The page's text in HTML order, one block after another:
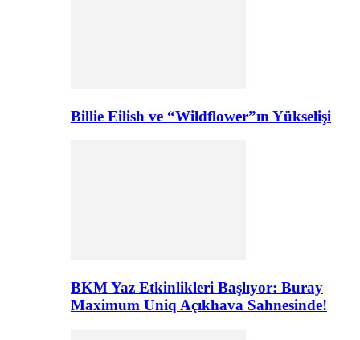
Billie Eilish ve “Wildflower”ın Yükselişi
BKM Yaz Etkinlikleri Başlıyor: Buray
Maximum Uniq Açıkhava Sahnesinde!